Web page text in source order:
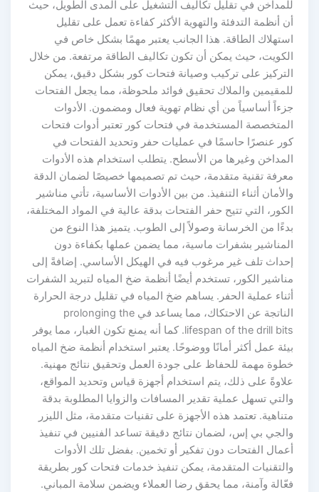
في تقليل تكاليف التشغيل على المدى الطويل، حيث
أنظمة التدفئة والتهوية الأكثر كفاءة تعمل على تقليل
الطاقة. هذا الجانب يعتبر مهمًا بشكل خاص في
حيث يمكن أن تكون تكاليف الطاقة مرتفعة. من خلال
على تركيب وصيانة فتحات كور بشكل دقيق، يمكن
والملاك تحقيق فوائد ملحوظة، مما يجعل الفتحات
أساسياً من أي نظام تهوية فعال ومضمون. الأدوات
المستخدمة في فتحات كور تعتبر أدوات فتحات
عنصرًا حاسمًا في عمليات حفر وتحديد الفتحات في
وغيرها من الأسطح. يتطلب استخدام هذه الأدوات
تقنية متقدمة، حيث تم تصميمها خصيصًا لضمان الدقة
أثناء التنفيذ. من بين الأدوات الأساسية، تأتي مناشير
التي تتيح حفر الفتحات بدقة عالية في المواد المختلفة،
من الخرسانة وصولاً إلى الطوب. يتميز هذا النوع من
بشفرات ماسية، مما يضمن عملها بكفاءة دون
تلف غير مرغوب فيه في الهيكل الأساسي. إضافةً إلى
الكور، تستخدم أيضًا أنظمة ضخ المياه لتبريد الشفرات
عملية الحفر. يساهم ضخ المياه في تقليل درجة الحرارة
الناتجة عن الاحتكاك، مما يساعد في prolonging the
lifespan of the drill bits. كما أنه يمنع تكون الغبار، مما يوفر
عمل أكثر أمانًا ووضوحًا. يعتبر استخدام أنظمة ضخ المياه
مهمة للحفاظ على جودة العمل وتحقيق نتائج مهنية.
على ذلك، يتم استخدام أجهزة قياس وتحديد المواقع،
تسهل عملية تقدير المسافات والزوايا المطلوبة بدقة
تعتمد هذه الأجهزة على تقنيات متقدمة، مثل الليزر
بي إس، لضمان نتائج دقيقة تساعد الفنيين في تنفيذ
الفتحات دون تفكير أو تخمين. بفضل تلك الأدوات
المتقدمة، يمكن تنفيذ خدمات فتحات كور بطريقة
وآمنة، مما يحقق رضا العملاء ويضمن سلامة المباني.